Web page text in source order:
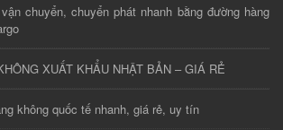
chuyển, chuyển phát nhanh bằng đường hàng
XUẤT KHẨU NHẬT BẢN – GIÁ RẺ
không quốc tế nhanh, giá rẻ, uy tín